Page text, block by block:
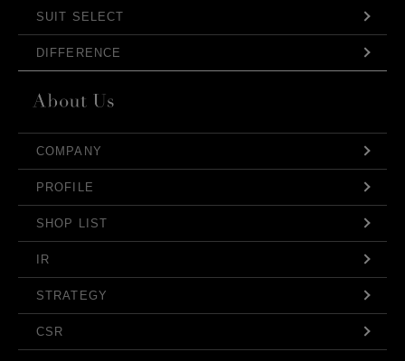
SUIT SELECT
DIFFERENCE
COMPANY
PROFILE
SHOP LIST
IR
STRATEGY
CSR